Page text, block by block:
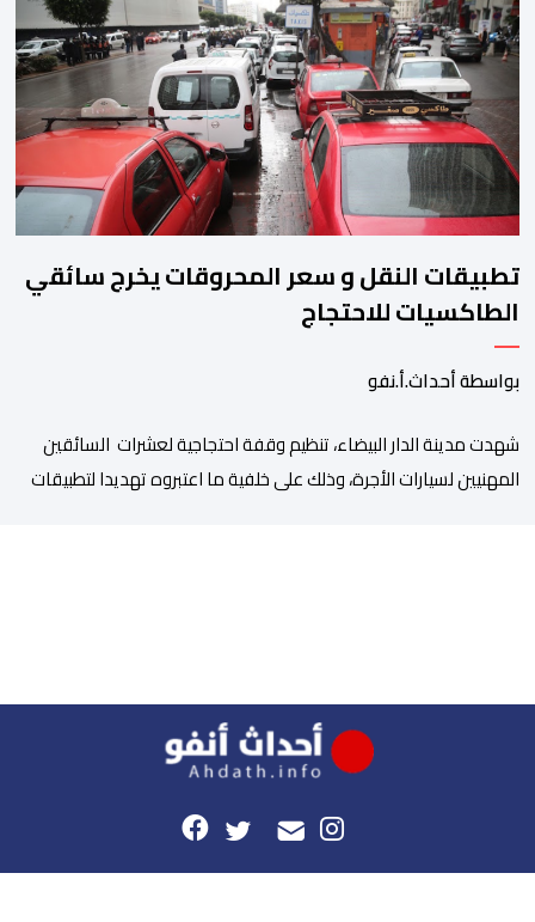
والذي اعتبره الائتلاف جاء في غياب تام للمقاربة التشاركية وعدم أخذ
رأي وملاحظات التمثيليات المهنية للأطباء ومقدمي الخدمات العلاجية
رغم ما تسنه مقتضيات مشروع القانون من عقوبات مالية ضدهم
وتهدد […]
تطبيقات النقل و سعر المحروقات يخرج سائقي
الطاكسيات للاحتجاج
بواسطة أحداث.أ.نفو
شهدت مدينة الدار البيضاء، تنظيم وقفة احتجاجية لعشرات السائقين
المهنيين لسيارات الأجرة، وذلك على خلفية ما اعتبروه تهديدا لتطبيقات